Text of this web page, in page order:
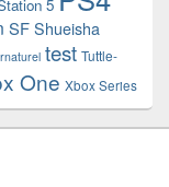
5
SF Shueisha
test Tuttle-
One Xbox Series